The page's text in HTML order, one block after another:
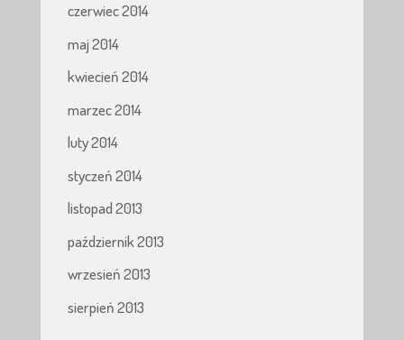
czerwiec 2014
maj 2014
kwiecień 2014
marzec 2014
luty 2014
styczeń 2014
listopad 2013
październik 2013
wrzesień 2013
sierpień 2013